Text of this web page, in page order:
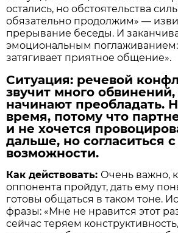
остались, но обстоятельства
обязательно продолжим» —
прерывание беседы. И
эмоциональным поглаживанием:
затягивает приятное общение».
Ситуация: речевой
звучит много
начинают преобладать.
время, потому что
и не хочется
дальше, но согласиться
возможности.
Как действовать: Очень важно,
оппонента пройдут, дать ему
готовы общаться в таком тоне.
фразы: «Мне не нравится этот
сейчас теряем